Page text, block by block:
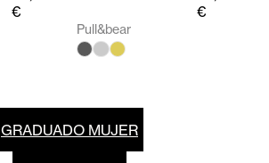
€
€
Pull&bear
GRADUADO MUJER